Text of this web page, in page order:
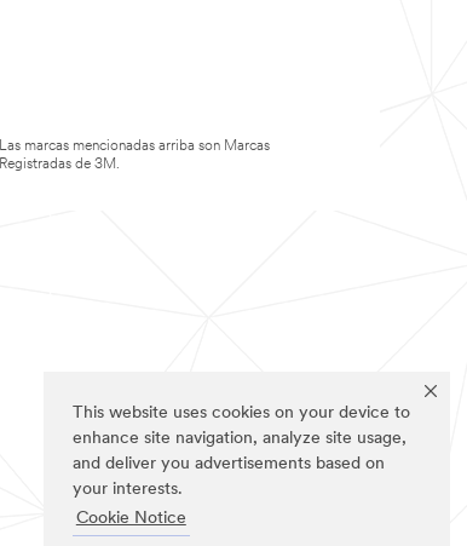
This website uses cookies on your device to
enhance site navigation, analyze site usage,
and deliver you advertisements based on
your interests.
Cookie Notice
Las marcas mencionadas arriba son Marcas
Registradas de 3M.